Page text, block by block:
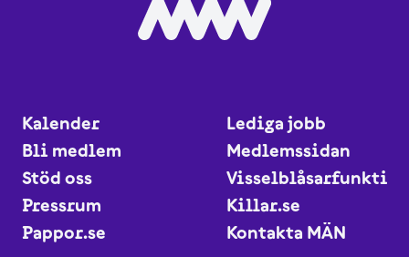
Kalender
Lediga jobb
Bli medlem
Medlemssidan
Stöd oss
Visselblåsarfunktion
Pressrum
Killar.se
Pappor.se
Kontakta MÄN